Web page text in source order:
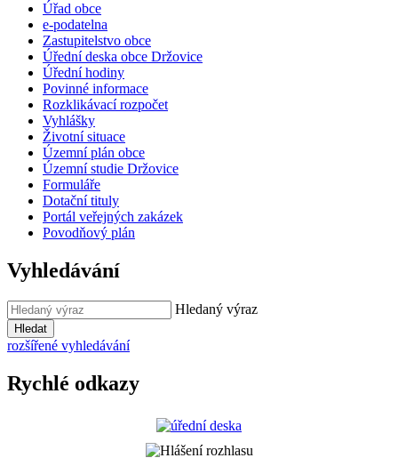
Úřad obce
e-podatelna
Zastupitelstvo obce
Úřední deska obce Držovice
Úřední hodiny
Povinné informace
Rozklikávací rozpočet
Vyhlášky
Životní situace
Územní plán obce
Územní studie Držovice
Formuláře
Dotační tituly
Portál veřejných zakázek
Povodňový plán
Vyhledávání
Hledaný výraz
Hledat
rozšířené vyhledávání
Rychlé odkazy